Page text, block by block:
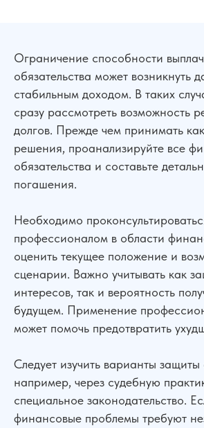
Ограничение способности
обязательства может возникнуть
стабильным доходом. В таких
сразу рассмотреть возможность
долгов. Прежде чем принимать
решения, проанализируйте все
обязательства и составьте
погашения.
Необходимо
профессионалом в области
оценить текущее положение и
сценарии. Важно учитывать как
интересов, так и вероятность
будущем. Применение
может помочь предотвратить
Следует изучить варианты защиты
например, через судебную
специальное законодательство.
финансовые проблемы требуют